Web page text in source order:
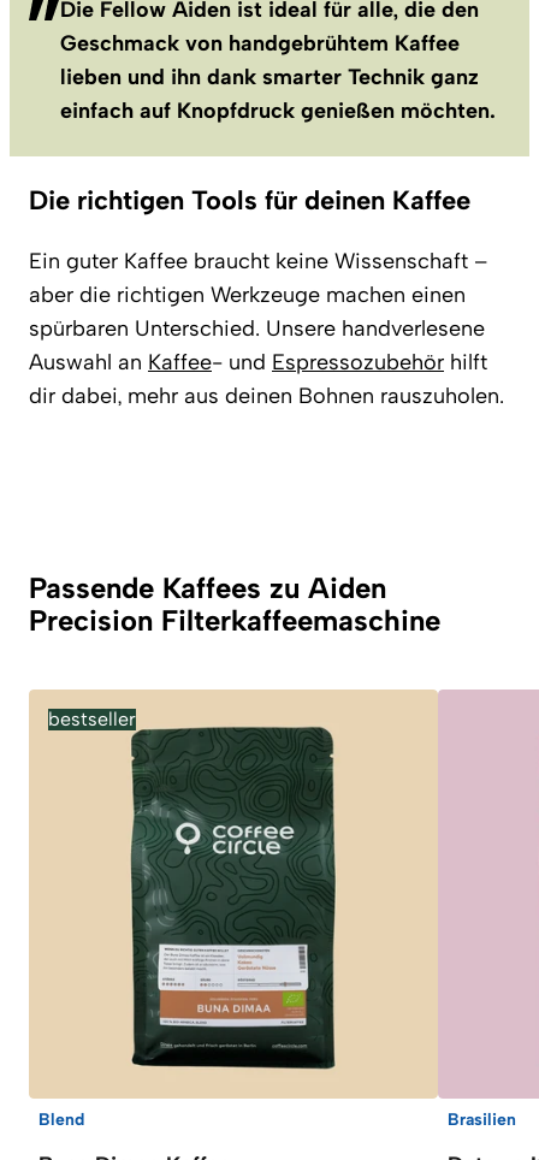
Die Fellow Aiden ist ideal für alle, die den
Geschmack von handgebrühtem Kaffee
lieben und ihn dank smarter Technik ganz
einfach auf Knopfdruck genießen möchten.
Die richtigen Tools für deinen Kaffee
Ein guter Kaffee braucht keine Wissenschaft –
aber die richtigen Werkzeuge machen einen
spürbaren Unterschied. Unsere handverlesene
Auswahl an Kaffee- und Espressozubehör hilft
dir dabei, mehr aus deinen Bohnen rauszuholen.
Passende Kaffees zu Aiden
Precision Filterkaffeemaschine
bestseller
Blend Brasilien